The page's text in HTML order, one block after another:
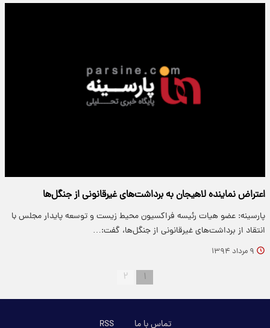
اعتراض نماینده لاهیجان به برداشت‌های غیرقانونی از جنگل‌ها
پارسینه: عضو هیات رئیسه فراکسیون محیط زیست و توسعه پایدار مجلس با
انتقاد از برداشت‌های غیرقانونی از جنگل‌ها، گفت:…
۹ مرداد ۱۳۹۴
۱ ۲
تماس با ما RSS